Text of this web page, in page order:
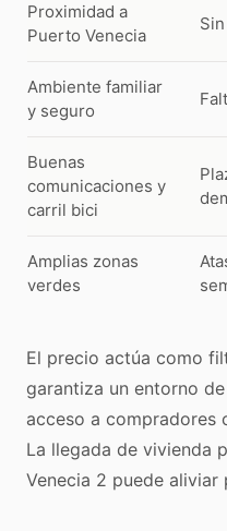
Proximidad a
Puerto Venecia
Ambiente familiar
y seguro
Buenas
comunicaciones y
carril bici
Amplias zonas
verdes
El precio actúa como
garantiza un entorno
acceso a compradores
La llegada de vivienda
Venecia 2 puede aliviar